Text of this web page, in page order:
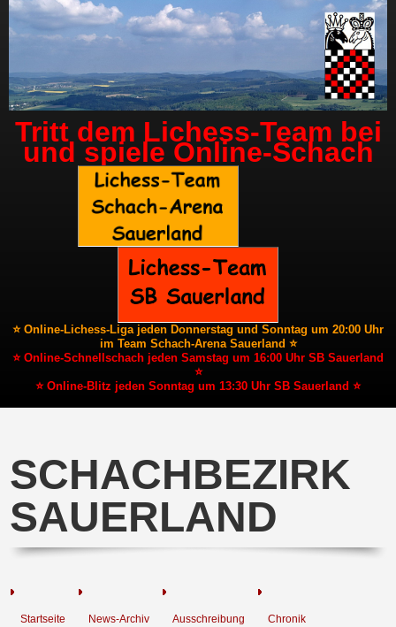
Tritt dem Lichess-Team bei
und spiele Online-Schach
⭐ Online-Lichess-Liga jeden Donnerstag und Sonntag um 20:00 Uhr
im Team Schach-Arena Sauerland ⭐
⭐ Online-Schnellschach jeden Samstag um 16:00 Uhr SB Sauerland
⭐
⭐ Online-Blitz jeden Sonntag um 13:30 Uhr SB Sauerland ⭐
SCHACHBEZIRK
SAUERLAND
Startseite News-Archiv Ausschreibung Chronik